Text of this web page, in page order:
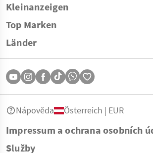
Kleinanzeigen
Top Marken
Länder
Impressum a ochrana osobních
Služby
Nápověda Österreich | EUR